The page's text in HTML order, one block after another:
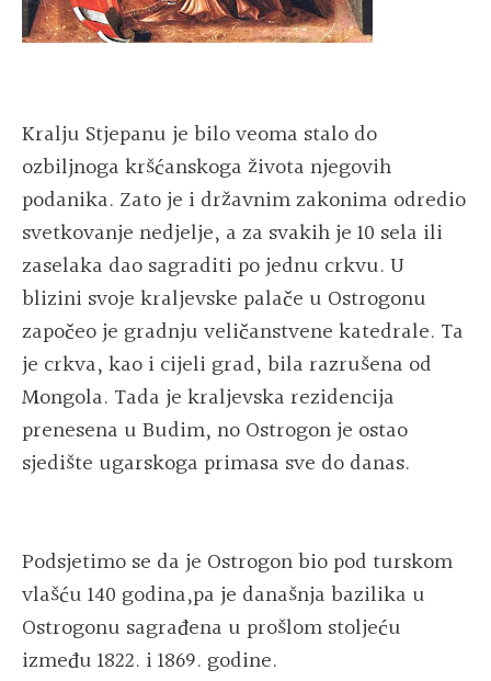
Kralju Stjepanu je bilo veoma stalo do
ozbiljnoga kršćanskoga života njegovih
podanika. Zato je i državnim zakonima odredio
svetkovanje nedjelje, a za svakih je 10 sela ili
zaselaka dao sagraditi po jednu crkvu. U
blizini svoje kraljevske palače u Ostrogonu
započeo je gradnju veličanstvene katedrale. Ta
je crkva, kao i cijeli grad, bila razrušena od
Mongola. Tada je kraljevska rezidencija
prenesena u Budim, no Ostrogon je ostao
sjedište ugarskoga primasa sve do danas.
Podsjetimo se da je Ostrogon bio pod turskom
vlašću 140 godina,pa je današnja bazilika u
Ostrogonu sagrađena u prošlom stoljeću
između 1822. i 1869. godine.